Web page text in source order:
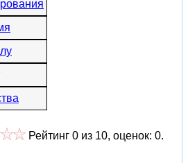
Рейтинг 0 из 10, оценок: 0.